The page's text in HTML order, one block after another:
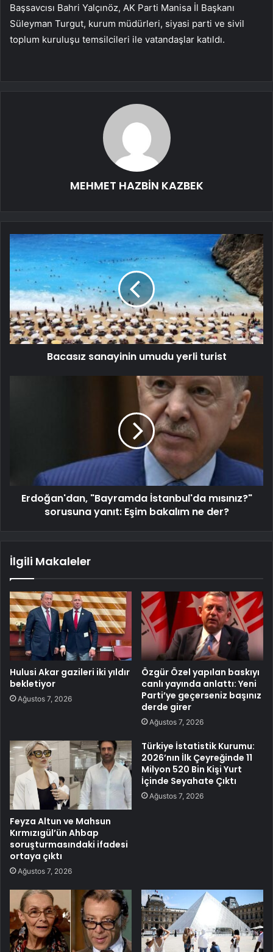
Başsavcısı Bahri Yalçınöz, AK Parti Manisa İl Başkanı
Süleyman Turgut, kurum müdürleri, siyasi parti ve sivil
toplum kuruluşu temsilcileri ile vatandaşlar katıldı.
MEHMET HAZBİN KAZBEK
Bacasız sanayinin umudu yerli turist
Erdoğan'dan, "Bayramda İstanbul'da mısınız?"
sorusuna yanıt: Eşim bakalım ne der?
İlgili Makaleler
Hulusi Akar gazileri iki yıldır
bekletiyor
Ağustos 7, 2026
Özgür Özel yapılan baskıyı
canlı yayında anlattı: Yeni
Parti’ye geçerseniz başınız
derde girer
Ağustos 7, 2026
Feyza Altun ve Mahsun
Kırmızıgül’ün Ahbap
soruşturmasındaki ifadesi
ortaya çıktı
Ağustos 7, 2026
Türkiye İstatistik Kurumu:
2026’nın İlk Çeyreğinde 11
Milyon 520 Bin Kişi Yurt
İçinde Seyahate Çıktı
Ağustos 7, 2026